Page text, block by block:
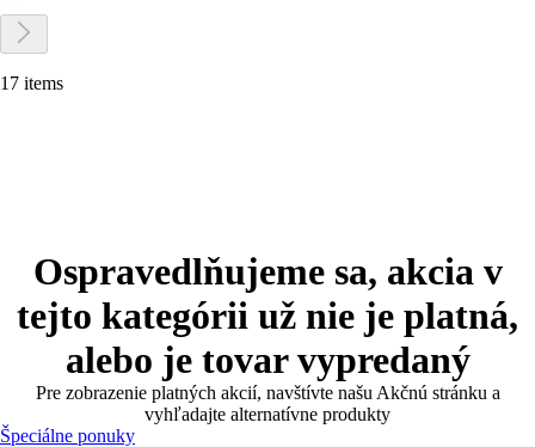
17 items
Ospravedlňujeme sa, akcia v
tejto kategórii už nie je platná,
alebo je tovar vypredaný
Pre zobrazenie platných akcií, navštívte našu Akčnú stránku a
vyhľadajte alternatívne produkty
Špeciálne ponuky